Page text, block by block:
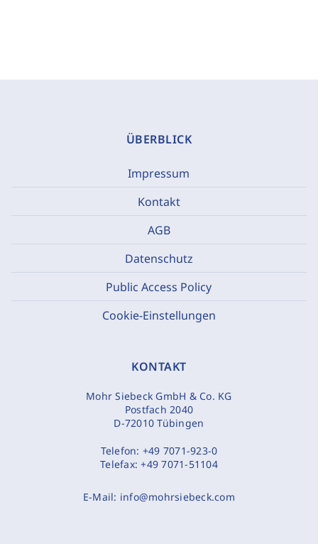
ÜBERBLICK
Impressum
Kontakt
AGB
Datenschutz
Public Access Policy
Cookie-Einstellungen
KONTAKT
Mohr Siebeck GmbH & Co. KG
Postfach 2040
D-72010 Tübingen
Telefon: +49 7071-923-0
Telefax:+49 7071-51104
E-Mail: info@mohrsiebeck.com